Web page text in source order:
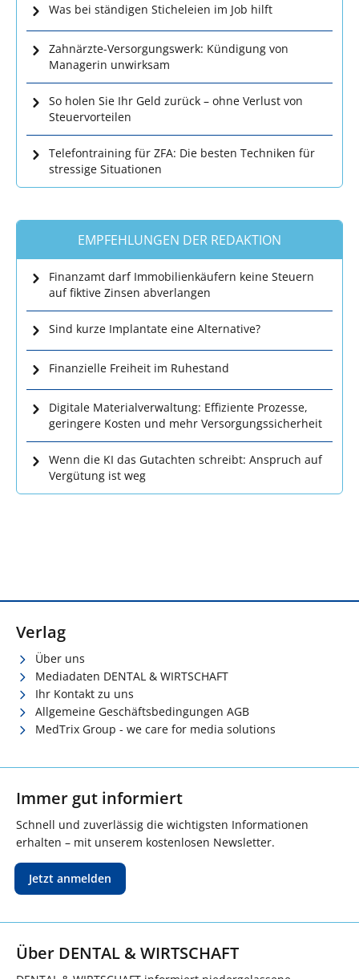
Was bei ständigen Sticheleien im Job hilft
Zahnärzte-Versorgungswerk: Kündigung von
Managerin unwirksam
So holen Sie Ihr Geld zurück – ohne Verlust von
Steuervorteilen
Telefontraining für ZFA: Die besten Techniken für
stressige Situationen
EMPFEHLUNGEN DER REDAKTION
Finanzamt darf Immobilienkäufern keine Steuern
auf fiktive Zinsen abverlangen
Sind kurze Implantate eine Alternative?
Finanzielle Freiheit im Ruhestand
Digitale Materialverwaltung: Effiziente Prozesse,
geringere Kosten und mehr Versorgungssicherheit
Wenn die KI das Gutachten schreibt: Anspruch auf
Vergütung ist weg
Verlag
Über uns
Mediadaten DENTAL & WIRTSCHAFT
Ihr Kontakt zu uns
Allgemeine Geschäftsbedingungen AGB
MedTrix Group - we care for media solutions
Immer gut informiert
Schnell und zuverlässig die wichtigsten Informationen
erhalten – mit unserem kostenlosen Newsletter.
Jetzt anmelden
Über DENTAL & WIRTSCHAFT